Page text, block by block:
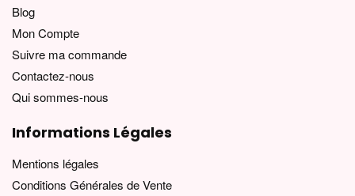
Blog
Mon Compte
Suivre ma commande
Contactez-nous
Qui sommes-nous
Informations Légales
Mentions légales
Conditions Générales de Vente